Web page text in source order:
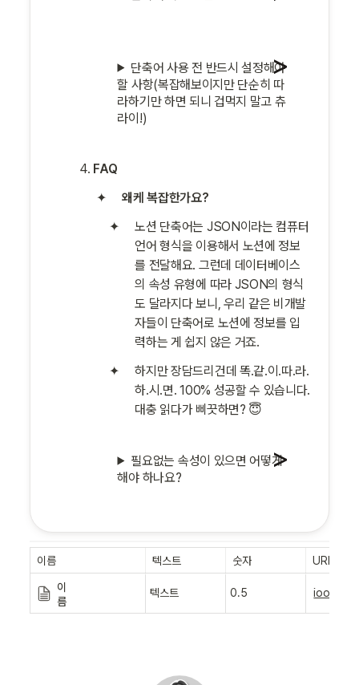
단축어 사용 전 반드시 설정해야
할 사항(복잡해보이지만 단순히 따
라하기만 하면 되니 겁먹지 말고 츄
라이!)
FAQ
왜케 복잡한가요?
노션 단축어는 JSON이라는 컴퓨터
언어 형식을 이용해서 노션에 정보
를 전달해요. 그런데 데이터베이스
의 속성 유형에 따라 JSON의 형식
도 달라지다 보니, 우리 같은 비개발
자들이 단축어로 노션에 정보를 입
력하는 게 쉽지 않은 거죠.
하지만 장담드리건데 똑.같.이.따.라.
하.시.면. 100% 성공할 수 있습니다.
대충 읽다가 삐끗하면? 😇
필요없는 속성이 있으면 어떻게
해야 하나요?
이름 텍스트 숫자 URL
이
름
텍스트 0.5